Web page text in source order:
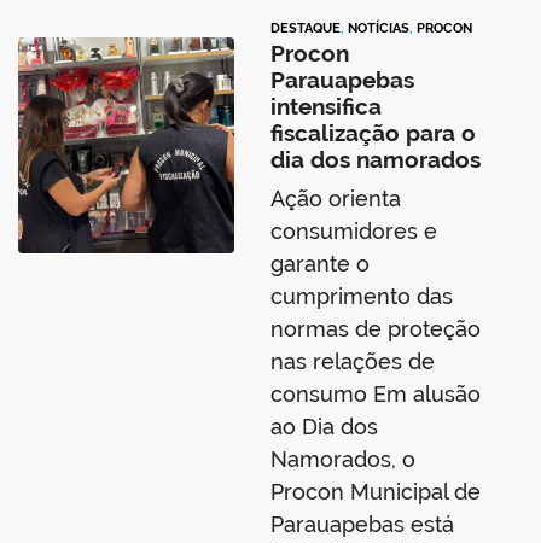
DESTAQUE, NOTÍCIAS, PROCON
Procon
Parauapebas
intensifica
fiscalização para o
dia dos namorados
Ação orienta
consumidores e
garante o
cumprimento das
normas de proteção
nas relações de
consumo Em alusão
ao Dia dos
Namorados, o
Procon Municipal de
Parauapebas está